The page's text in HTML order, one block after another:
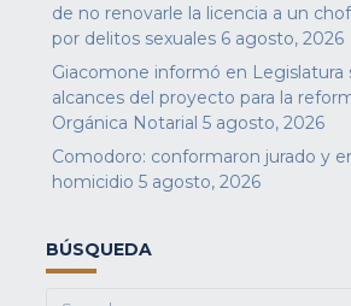
de no renovarle la licencia a un
por delitos sexuales 6 agosto, 2026
Giacomone informó en Legislatura
alcances del proyecto para la
Orgánica Notarial 5 agosto, 2026
Comodoro: conformaron jurado y
homicidio 5 agosto, 2026
BÚSQUEDA